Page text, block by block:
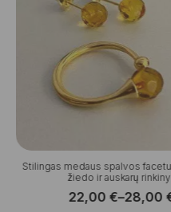
Stilingas medaus spalvos
žiedo ir auskarų
22,00€–28,00
Price